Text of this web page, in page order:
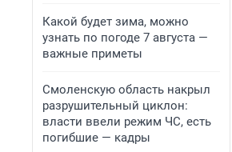
Какой будет зима, можно
узнать по погоде 7 августа —
важные приметы
Смоленскую область накрыл
разрушительный циклон:
власти ввели режим ЧС, есть
погибшие — кадры